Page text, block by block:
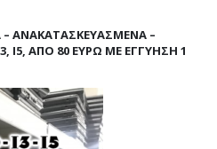
ΑΝΑΚΑΤΑΣΚΕΥΑΣΜΈΝΑ –
I5, ΑΠΌ 80 ΕΥΡΏ ΜΕ ΕΓΓΎΗΣΗ 1